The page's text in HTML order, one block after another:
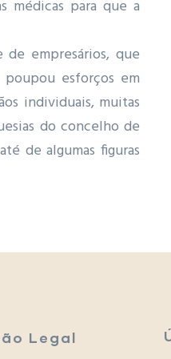
médicas para que a
de empresários, que
esforços em
individuais, muitas
do concelho de
de algumas figuras
Legal